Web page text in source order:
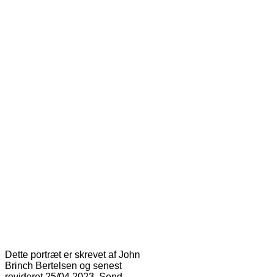
Dette portræt er skrevet af John
Brinch Bertelsen og senest